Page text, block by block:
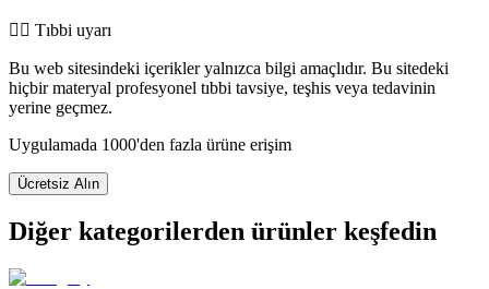
👨‍⚕️️ Tıbbi uyarı
Bu web sitesindeki içerikler yalnızca bilgi amaçlıdır. Bu sitedeki
hiçbir materyal profesyonel tıbbi tavsiye, teşhis veya tedavinin
yerine geçmez.
Uygulamada 1000'den fazla ürüne erişim
Ücretsiz Alın
Diğer kategorilerden ürünler keşfedin